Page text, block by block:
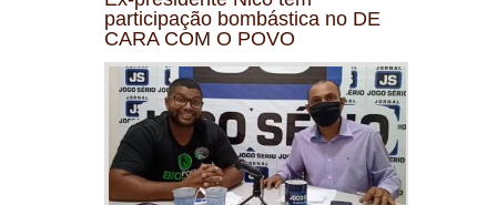
participação bombástica no DE
CARA COM O POVO